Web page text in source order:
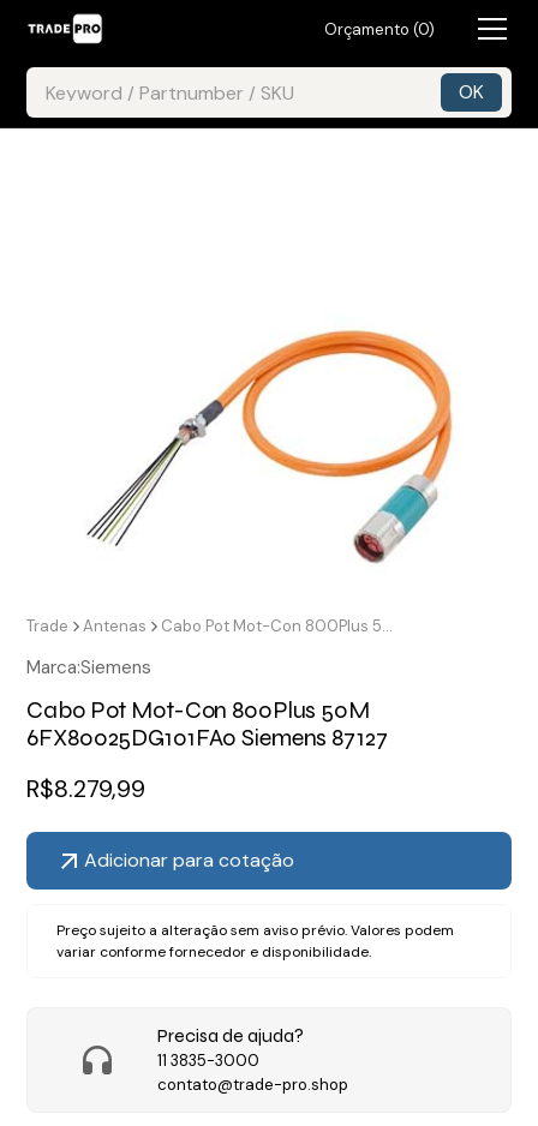
Orçamento (0)
Trade Antenas Cabo Pot Mot-Con 800Plus 50M 6FX80025DG101FA0 Siemens 87127
Marca:Siemens
Cabo Pot Mot-Con 800Plus 50M
6FX80025DG101FA0 Siemens 87127
R$8.279,99
Adicionar para cotação
Preço sujeito a alteração sem aviso prévio. Valores podem
variar conforme fornecedor e disponibilidade.
Precisa de ajuda?
11 3835-3000
contato@trade-pro.shop